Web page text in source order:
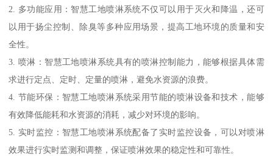
2. 多功能应用：智慧工地喷淋系统不仅可以用于灭火和降温，还可
以用于扬尘控制、除臭等多种应用场景，提高工地环境的质量和安
全性。
3. 喷淋：智慧工地喷淋系统具有的喷淋控制能力，能够根据具体需
求进行定点、定时、定量的喷淋，避免水资源的浪费。
4. 节能环保：智慧工地喷淋系统采用节能的喷淋设备和技术，能够
有效降低能耗和水资源的消耗，减少对环境的影响。
5. 实时监控：智慧工地喷淋系统配备了实时监控设备，可以对喷淋
效果进行实时监测和调整，保证喷淋效果的稳定性和可靠性。